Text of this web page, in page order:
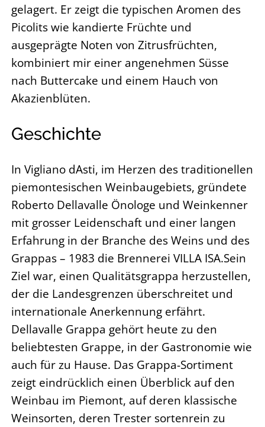
gelagert. Er zeigt die typischen Aromen des
Picolits wie kandierte Früchte und
ausgeprägte Noten von Zitrusfrüchten,
kombiniert mir einer angenehmen Süsse
nach Buttercake und einem Hauch von
Akazienblüten.
Geschichte
In Vigliano dAsti, im Herzen des traditionellen
piemontesischen Weinbaugebiets, gründete
Roberto Dellavalle Önologe und Weinkenner
mit grosser Leidenschaft und einer langen
Erfahrung in der Branche des Weins und des
Grappas – 1983 die Brennerei VILLA ISA.Sein
Ziel war, einen Qualitätsgrappa herzustellen,
der die Landesgrenzen überschreitet und
internationale Anerkennung erfährt.
Dellavalle Grappa gehört heute zu den
beliebtesten Grappe, in der Gastronomie wie
auch für zu Hause. Das Grappa-Sortiment
zeigt eindrücklich einen Überblick auf den
Weinbau im Piemont, auf deren klassische
Weinsorten, deren Trester sortenrein zu